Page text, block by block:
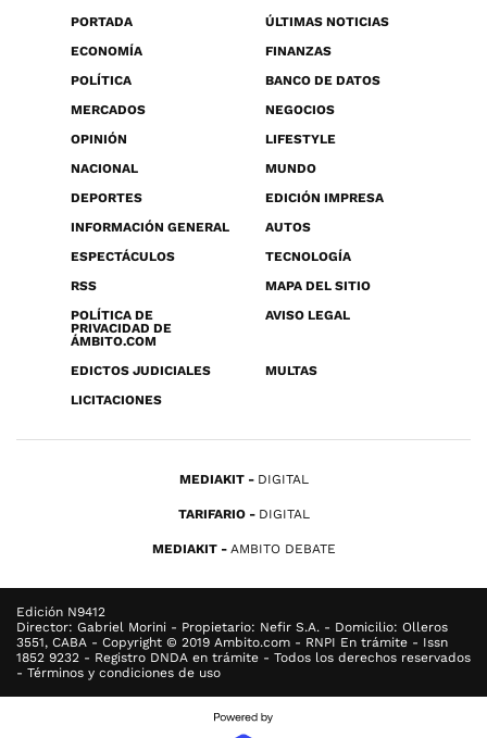
PORTADA
ÚLTIMAS NOTICIAS
ECONOMÍA
FINANZAS
POLÍTICA
BANCO DE DATOS
MERCADOS
NEGOCIOS
OPINIÓN
LIFESTYLE
NACIONAL
MUNDO
DEPORTES
EDICIÓN IMPRESA
INFORMACIÓN GENERAL
AUTOS
ESPECTÁCULOS
TECNOLOGÍA
RSS
MAPA DEL SITIO
POLÍTICA DE
PRIVACIDAD DE
ÁMBITO.COM
AVISO LEGAL
EDICTOS JUDICIALES
MULTAS
LICITACIONES
MEDIAKIT DIGITAL
TARIFARIO DIGITAL
MEDIAKIT AMBITO DEBATE
Edición N9412
Director: Gabriel Morini - Propietario: Nefir S.A. - Domicilio: Olleros
3551, CABA - Copyright © 2019 Ambito.com - RNPI En trámite - Issn
1852 9232 - Registro DNDA en trámite - Todos los derechos reservados
- Términos y condiciones de uso